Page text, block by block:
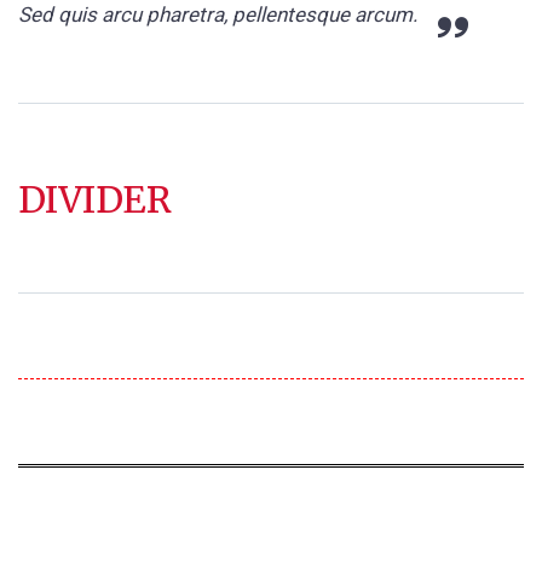
Sed quis arcu pharetra, pellentesque arcum.
DIVIDER